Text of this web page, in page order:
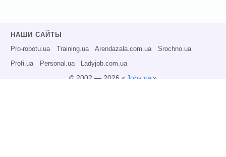
НАШИ САЙТЫ
Pro-robotu.ua Training.ua Arendazala.com.ua Srochno.ua
Profi.ua Personal.ua Ladyjob.com.ua
© 2002 — 2026 « Jobs.ua»